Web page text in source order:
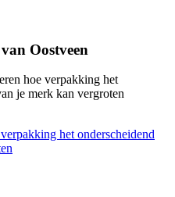
Oostveen
het onderscheidend